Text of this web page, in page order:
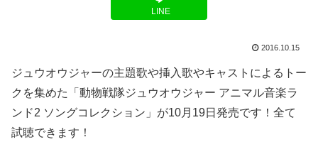
LINE
2016.10.15
ジュウオウジャーの主題歌や挿入歌やキャストによるトー
クを集めた「動物戦隊ジュウオウジャー アニマル音楽ラ
ンド2 ソングコレクション」が10月19日発売です！全て
試聴できます！